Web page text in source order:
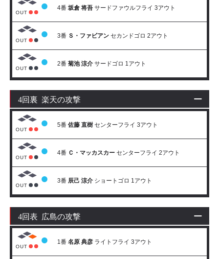
OUT
4番 坂倉 将吾 サードファウルフライ 3アウト
OUT
3番 Ｓ・ファビアン セカンドゴロ 2アウト
OUT
2番 菊池 涼介 サードゴロ 1アウト
4回裏 楽天の攻撃
OUT
5番 佐藤 直樹 センターフライ 3アウト
OUT
4番 Ｃ・マッカスカー センターフライ 2アウト
OUT
3番 辰己 涼介 ショートゴロ 1アウト
4回表 広島の攻撃
OUT
1番 名原 典彦 ライトフライ 3アウト